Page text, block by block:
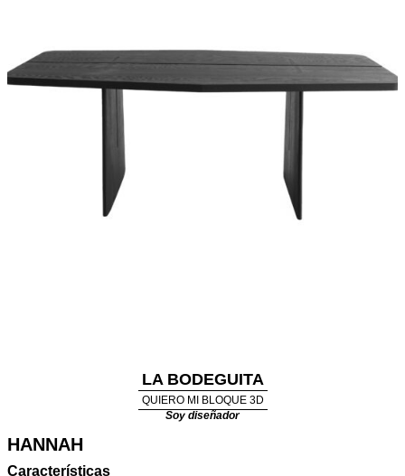
LA BODEGUITA
QUIERO MI BLOQUE 3D
Soy diseñador
HANNAH
Características